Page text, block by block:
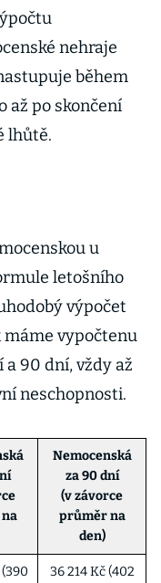
nehraje
během
až po skončení
lhůtě.
u
letošního
výpočet
máme vypočtenu
90 dní, vždy až
neschopnosti.
Nemocenská
za 90 dní
(v závorce
průměr na
den)
36 214 Kč (402